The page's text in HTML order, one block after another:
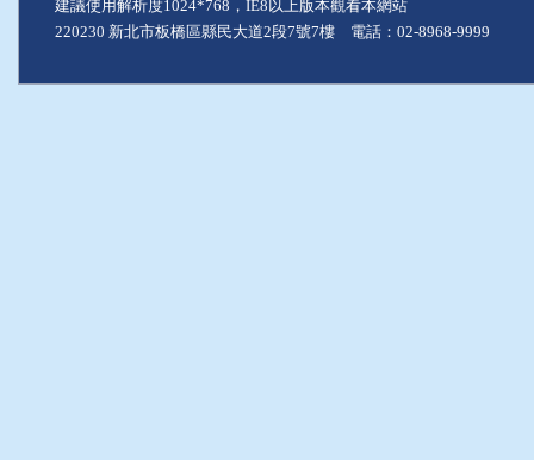
建議使用解析度1024*768，IE8以上版本觀看本網站
220230 新北市板橋區縣民大道2段7號7樓 電話：02-8968-9999